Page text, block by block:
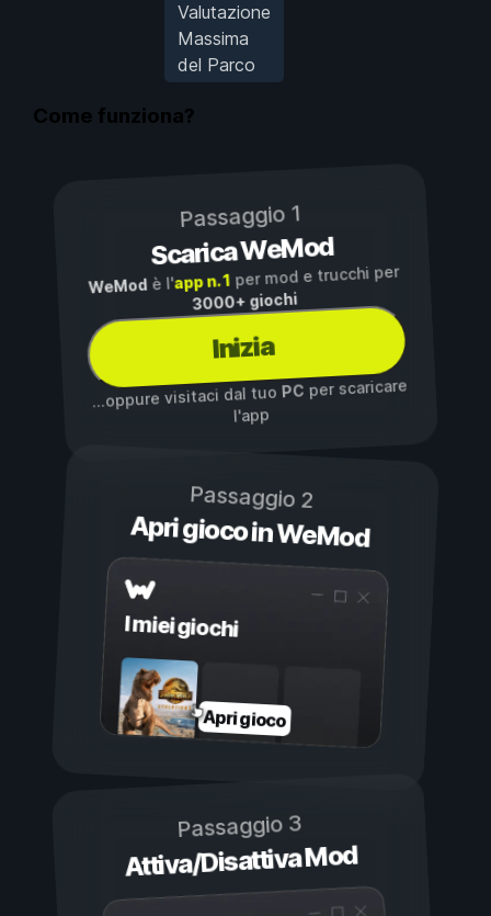
Valutazione
Massima
del Parco
Come funziona?
Passaggio 1
Scarica WeMod
WeMod è l'app n. 1per mod e trucchi per
3000+ giochi
Inizia
...oppure visitaci dal tuoPC per scaricare
l'app
Passaggio 2
Apri gioco in WeMod
I miei giochi
Apri gioco
Passaggio 3
Attiva/Disattiva Mod